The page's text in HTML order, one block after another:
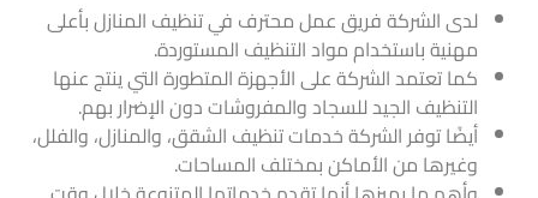
لدى الشركة فريق عمل محترف في تنظيف المنازل بأعلى
مهنية باستخدام مواد التنظيف المستوردة.
كما تعتمد الشركة على الأجهزة المتطورة التي ينتج عنها
التنظيف الجيد للسجاد والمفروشات دون الإضرار بهم.
أيضًا توفر الشركة خدمات تنظيف الشقق، والمنازل، والفلل،
وغيرها من الأماكن بمختلف المساحات.